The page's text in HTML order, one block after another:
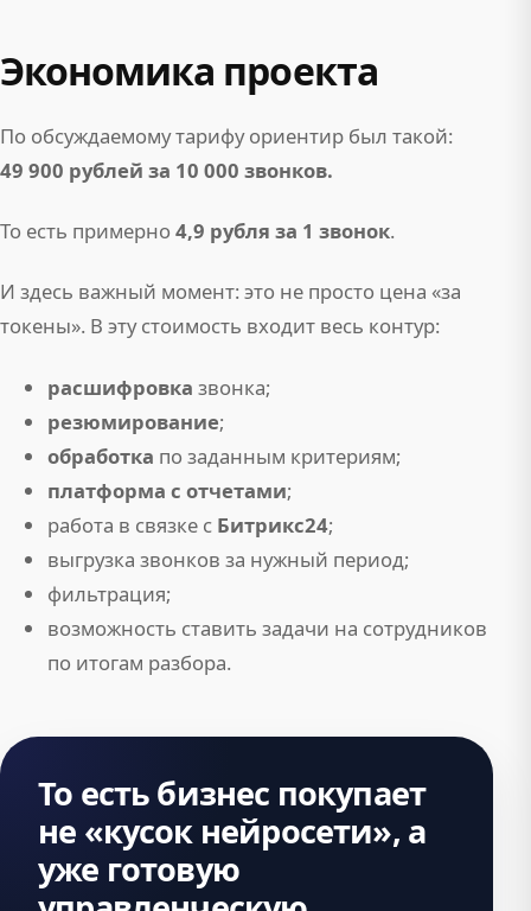
Экономика проекта
По обсуждаемому тарифу ориентир был такой:
49 900 рублей за 10 000 звонков.
То есть примерно 4,9 рубля за 1 звонок.
И здесь важный момент: это не просто цена «за
токены». В эту стоимость входит весь контур:
расшифровка звонка;
резюмирование;
обработка по заданным критериям;
платформа с отчетами;
работа в связке с Битрикс24;
выгрузка звонков за нужный период;
фильтрация;
возможность ставить задачи на сотрудников
по итогам разбора.
То есть бизнес покупает
не «кусок нейросети», а
уже готовую